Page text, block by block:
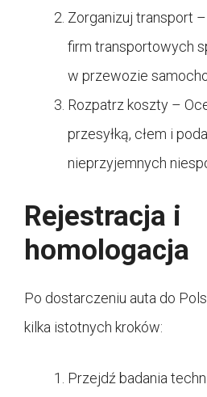
Zorganizuj transport
firm transportowych
w przewozie
Rozpatrz koszty –
przesyłką, cłem i
nieprzyjemnych
Rejestracja i
homologacja
Po dostarczeniu auta do
kilka istotnych kroków:
Przejdź badania